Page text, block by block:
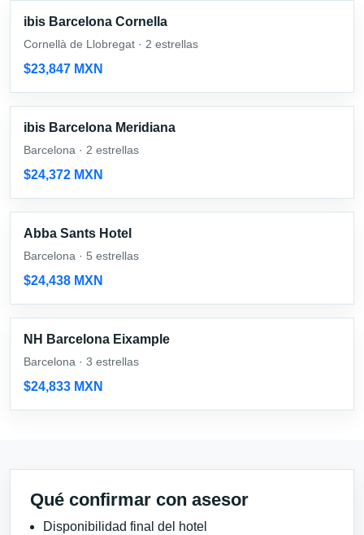
ibis Barcelona Cornella
Cornellà de Llobregat · 2 estrellas
$23,847 MXN
ibis Barcelona Meridiana
Barcelona · 2 estrellas
$24,372 MXN
Abba Sants Hotel
Barcelona · 5 estrellas
$24,438 MXN
NH Barcelona Eixample
Barcelona · 3 estrellas
$24,833 MXN
Qué confirmar con asesor
Disponibilidad final del hotel